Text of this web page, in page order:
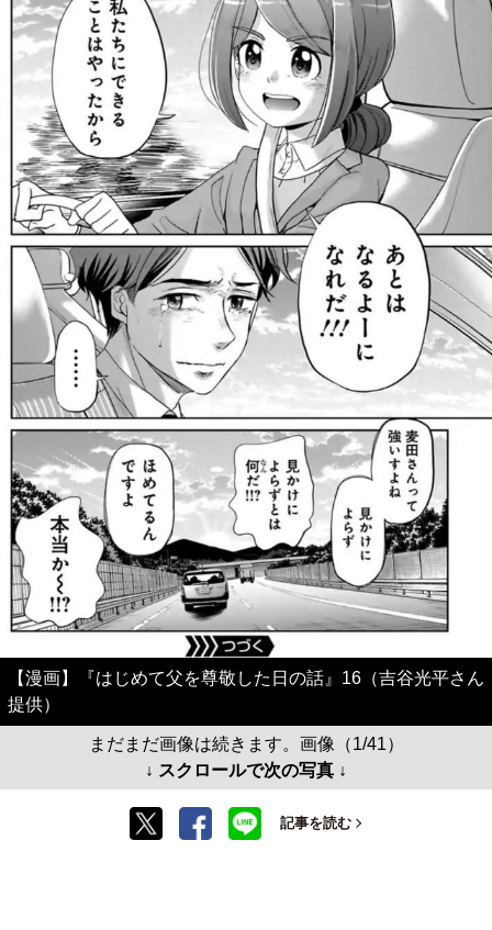
【漫画】『はじめて父を尊敬した日の話』16（吉谷光平さん
提供）
まだまだ画像は続きます。画像（1/41）
↓ スクロールで次の写真 ↓
記事を読む